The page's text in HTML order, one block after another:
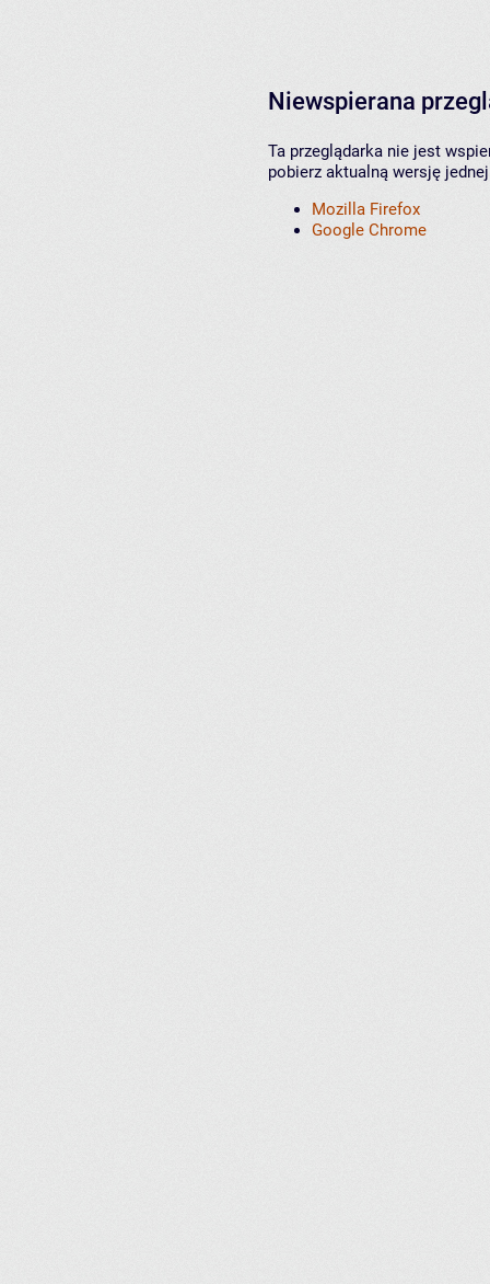
Niewspierana
Ta przeglądarka nie jest
pobierz aktualną wersję
Mozilla Firefox
Google Chrome